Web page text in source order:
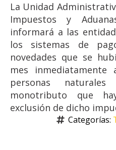
La Unidad
Impuestos y
informará a las
los sistemas de
novedades que se
mes
personas
monotributo que
exclusión de dicho
Categorías: